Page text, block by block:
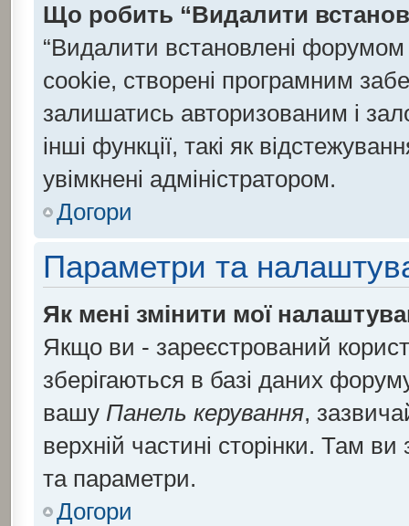
Що робить “Видалити
“Видалити встановлені
cookie, створені програмним
залишатись авторизованим і
інші функції, такі як
увімкнені адміністратором.
Догори
Параметри та
Як мені змінити мої
Якщо ви - зареєстрований
зберігаються в базі даних
вашу Панель керування,
верхній частині сторінки. Там
та параметри.
Догори